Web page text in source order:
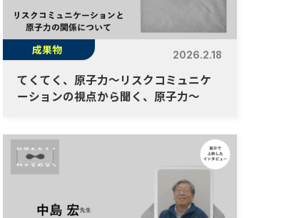
成果物 2026.2.18
てくてく、原子力～リスクコミュニケ
ーションの視点から聞く、原子力～